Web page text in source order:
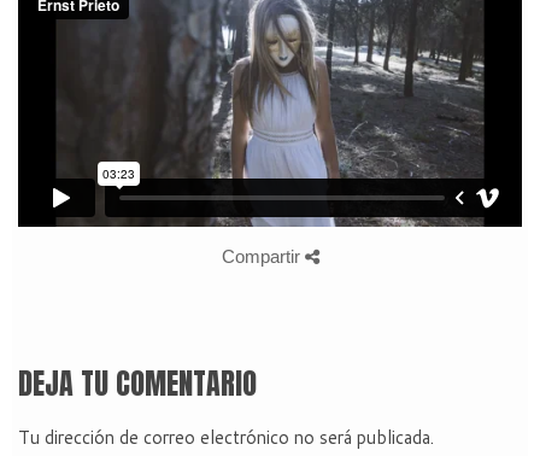
Compartir
DEJA TU COMENTARIO
Tu dirección de correo electrónico no será publicada.